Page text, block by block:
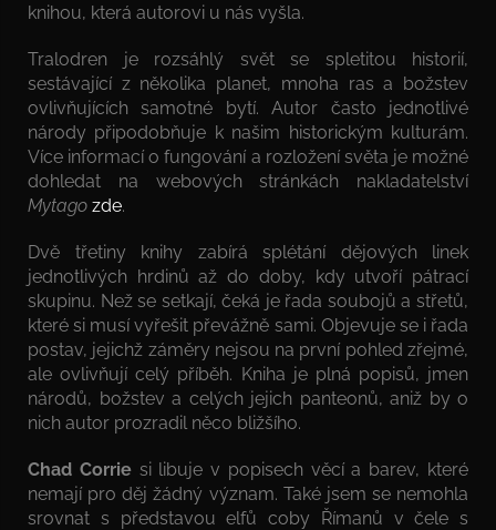
knihou, která autorovi u nás vyšla.
Tralodren je rozsáhlý svět se spletitou historií,
sestávající z několika planet, mnoha ras a božstev
ovlivňujících samotné bytí. Autor často jednotlivé
národy připodobňuje k našim historickým kulturám.
Více informací o fungování a rozložení světa je možné
dohledat na webových stránkách nakladatelství
Mytago zde.
Dvě třetiny knihy zabírá splétání dějových linek
jednotlivých hrdinů až do doby, kdy utvoří pátrací
skupinu. Než se setkají, čeká je řada soubojů a střetů,
které si musí vyřešit převážně sami. Objevuje se i řada
postav, jejichž záměry nejsou na první pohled zřejmé,
ale ovlivňují celý příběh. Kniha je plná popisů, jmen
národů, božstev a celých jejich panteonů, aniž by o
nich autor prozradil něco bližšího.
Chad Corriesi libuje v popisech věcí a barev, které
nemají pro děj žádný význam. Také jsem se nemohla
srovnat s představou elfů coby Římanů v čele s